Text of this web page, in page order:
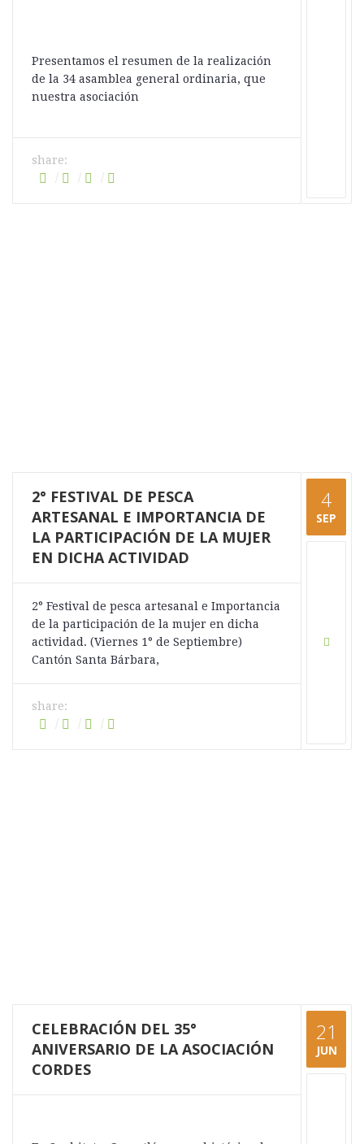
Presentamos el resumen de la realización
de la 34 asamblea general ordinaria, que
nuestra asociación
share:
2° FESTIVAL DE PESCA
ARTESANAL E IMPORTANCIA DE
LA PARTICIPACIÓN DE LA MUJER
EN DICHA ACTIVIDAD
2° Festival de pesca artesanal e Importancia
de la participación de la mujer en dicha
actividad. (Viernes 1° de Septiembre)
Cantón Santa Bárbara,
share:
4
SEP
CELEBRACIÓN DEL 35°
ANIVERSARIO DE LA ASOCIACIÓN
CORDES
21
JUN